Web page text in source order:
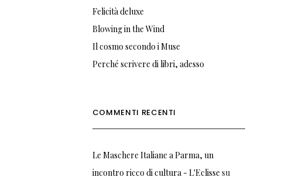
Felicità deluxe
Blowing in the Wind
Il cosmo secondo i Muse
Perché scrivere di libri, adesso
COMMENTI RECENTI
Le Maschere Italiane a Parma, un
incontro ricco di cultura - L'Eclisse su